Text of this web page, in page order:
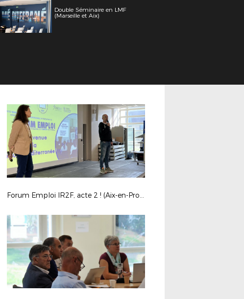
Double Séminaire en LMF
(Marseille et Aix)
Forum Emploi IR2F, acte 2 ! (Aix-en-Provence)